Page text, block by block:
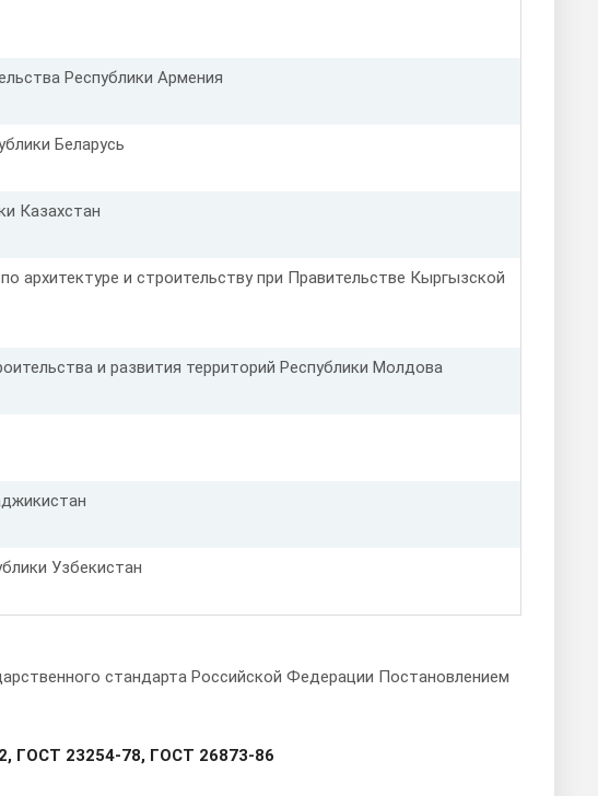
Республики Армения
Беларусь
Казахстан
архитектуре и строительству при Правительстве Кыргызской
и развития территорий Республики Молдова
Узбекистан
стандарта Российской Федерации Постановлением
ГОСТ 23254-78, ГОСТ 26873-86